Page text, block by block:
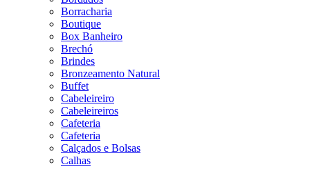
Borracharia
Boutique
Box Banheiro
Brechó
Brindes
Bronzeamento Natural
Buffet
Cabeleireiro
Cabeleireiros
Cafeteria
Cafeteria
Calçados e Bolsas
Calhas